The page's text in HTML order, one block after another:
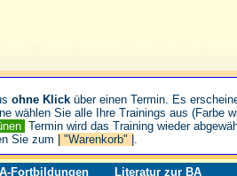
Fortbildungen Literatur zur BA
ohne Klick über einen Termin. Es
wählen Sie alle Ihre Trainings aus (Farbe
Termin wird das Training wieder
Sie zum
| "Warenkorb" | .